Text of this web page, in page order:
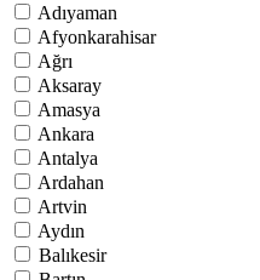
Adıyaman
Afyonkarahisar
Ağrı
Aksaray
Amasya
Ankara
Antalya
Ardahan
Artvin
Aydın
Balıkesir